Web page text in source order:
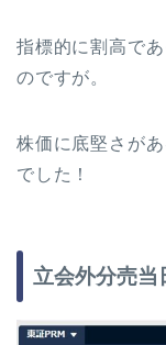
指標的に割高で
のですが。
株価に底堅さが
でした！
立会外分売当